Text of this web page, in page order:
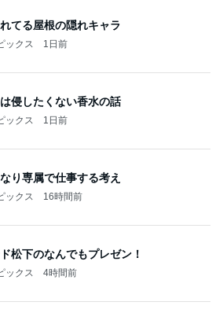
てる屋根の隠れキャラ
ックス 1日前
侵したくない香水の話
ックス 1日前
り専属で仕事する考え
ックス 16時間前
松下のなんでもプレゼン！
ックス 4時間前